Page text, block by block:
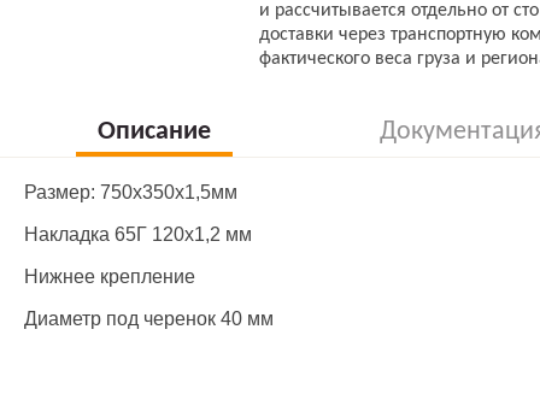
и рассчитывается отдельно от
доставки через транспортную
фактического веса груза и
Описание
Размер: 750х350х1,5мм
Накладка 65Г 120х1,2 мм
Нижнее крепление
Диаметр под черенок 40 мм